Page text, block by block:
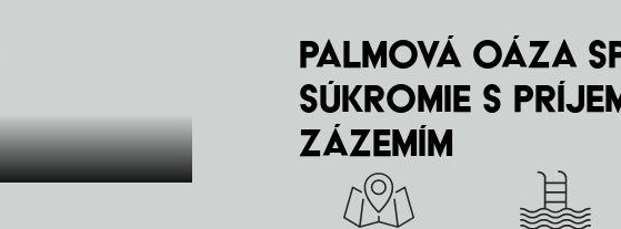
Palmová oáza
súkromie s
zázemím